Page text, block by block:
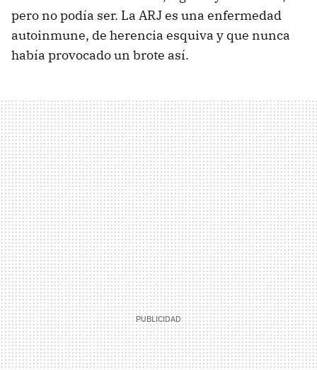
pero no podía ser. La ARJ es una enfermedad
autoinmune, de herencia esquiva y que nunca
había provocado un brote así.